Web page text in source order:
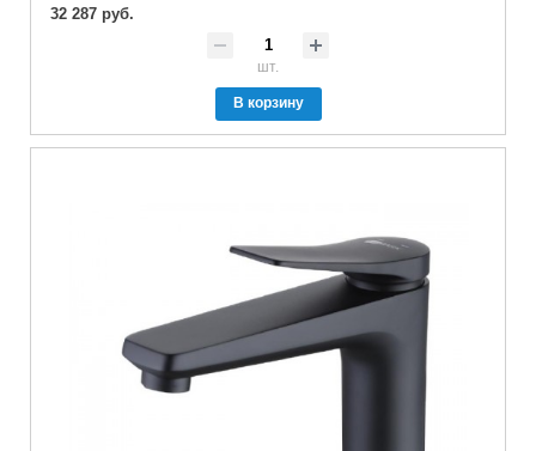
32 287 руб.
шт.
В корзину